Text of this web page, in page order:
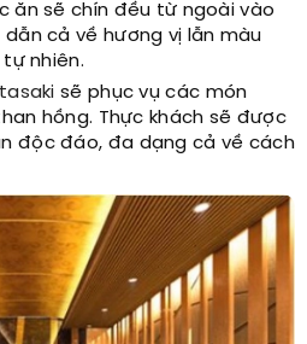
ăn sẽ chín đều từ ngoài vào
cả về hương vị lẫn màu
nhiên.
tasaki sẽ phục vụ các món
hồng. Thực khách sẽ được
độc đáo, đa dạng cả về cách